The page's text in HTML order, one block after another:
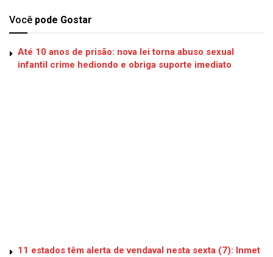
Você pode Gostar
Até 10 anos de prisão: nova lei torna abuso sexual
infantil crime hediondo e obriga suporte imediato
11 estados têm alerta de vendaval nesta sexta (7): Inmet